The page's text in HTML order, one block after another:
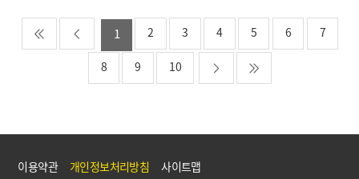
1 2 3 4 5 6 7
8 9 10
이용약관 개인정보처리방침 사이트맵